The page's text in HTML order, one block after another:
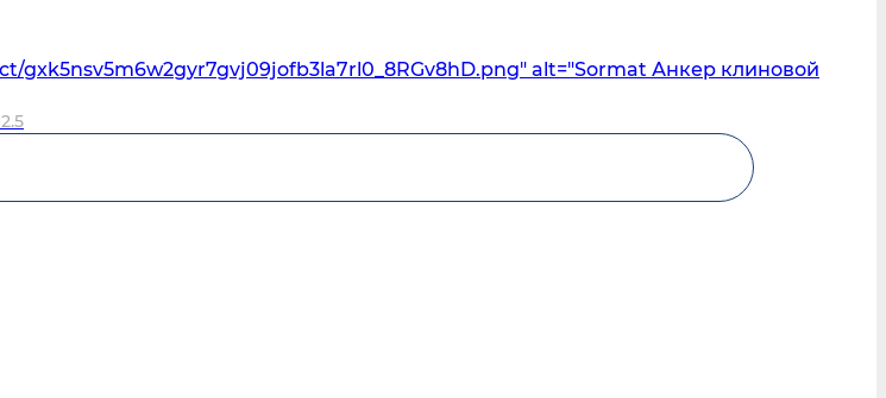
gxk5nsv5m6w2gyr7gvj09jofb3la7rl0_8RGv8hD.png" alt="Sormat Анкер клиновой